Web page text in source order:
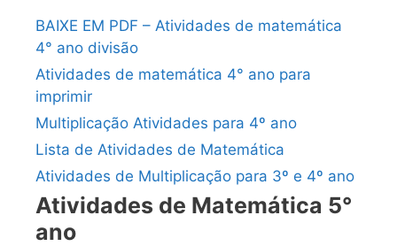
BAIXE EM PDF – Atividades de matemática
4° ano divisão
Atividades de matemática 4° ano para
imprimir
Multiplicação Atividades para 4º ano
Lista de Atividades de Matemática
Atividades de Multiplicação para 3º e 4º ano
Atividades de Matemática 5°
ano